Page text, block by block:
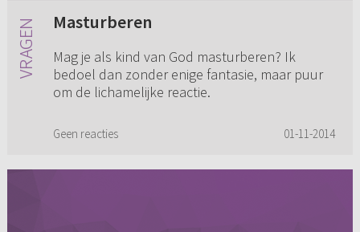
Masturberen
Mag je als kind van God masturberen? Ik
bedoel dan zonder enige fantasie, maar puur
om de lichamelijke reactie.
Geen reacties 01-11-2014